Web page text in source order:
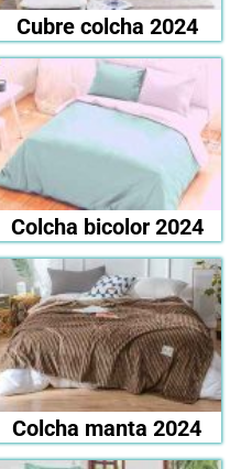
Cubre colcha 2024
Colcha bicolor 2024
Colcha manta 2024